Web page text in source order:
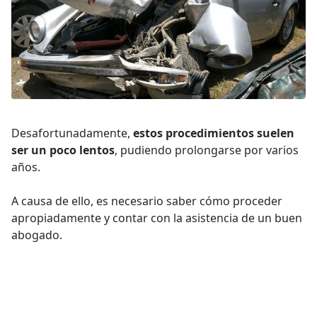
Desafortunadamente, estos procedimientos suelen
ser un poco lentos, pudiendo prolongarse por varios
años.
A causa de ello, es necesario saber cómo proceder
apropiadamente y contar con la asistencia de un buen
abogado.